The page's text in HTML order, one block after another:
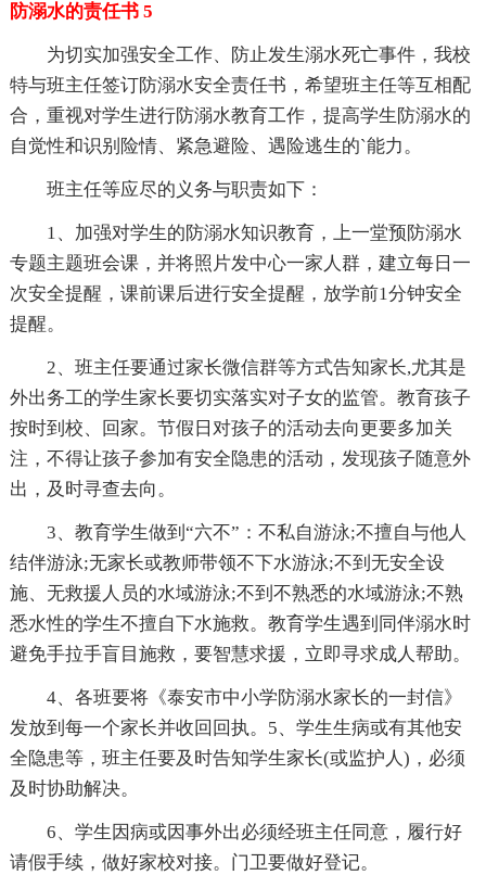
防溺水的责任书 5
为切实加强安全工作、防止发生溺水死亡事件，我校
特与班主任签订防溺水安全责任书，希望班主任等互相配
合，重视对学生进行防溺水教育工作，提高学生防溺水的
自觉性和识别险情、紧急避险、遇险逃生的`能力。
班主任等应尽的义务与职责如下：
1、加强对学生的防溺水知识教育，上一堂预防溺水
专题主题班会课，并将照片发中心一家人群，建立每日一
次安全提醒，课前课后进行安全提醒，放学前1分钟安全
提醒。
2、班主任要通过家长微信群等方式告知家长,尤其是
外出务工的学生家长要切实落实对子女的监管。教育孩子
按时到校、回家。节假日对孩子的活动去向更要多加关
注，不得让孩子参加有安全隐患的活动，发现孩子随意外
出，及时寻查去向。
3、教育学生做到“六不”：不私自游泳;不擅自与他人
结伴游泳;无家长或教师带领不下水游泳;不到无安全设
施、无救援人员的水域游泳;不到不熟悉的水域游泳;不熟
悉水性的学生不擅自下水施救。教育学生遇到同伴溺水时
避免手拉手盲目施救，要智慧求援，立即寻求成人帮助。
4、各班要将《泰安市中小学防溺水家长的一封信》
发放到每一个家长并收回回执。5、学生生病或有其他安
全隐患等，班主任要及时告知学生家长(或监护人)，必须
及时协助解决。
6、学生因病或因事外出必须经班主任同意，履行好
请假手续，做好家校对接。门卫要做好登记。